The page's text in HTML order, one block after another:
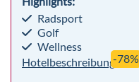
Radsport
Golf
Wellness
Hotelbeschreibung-78%